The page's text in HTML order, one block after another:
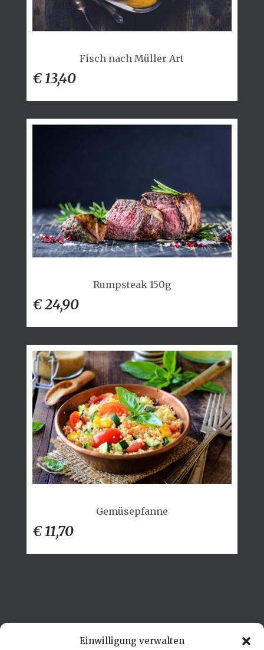
Einwilligung verwalten
Fisch nach Müller Art
€ 13,40
Rumpsteak 150g
€ 24,90
Gemüsepfanne
€ 11,70